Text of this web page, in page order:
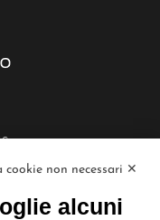
cookie non necessari ✕
alcuni